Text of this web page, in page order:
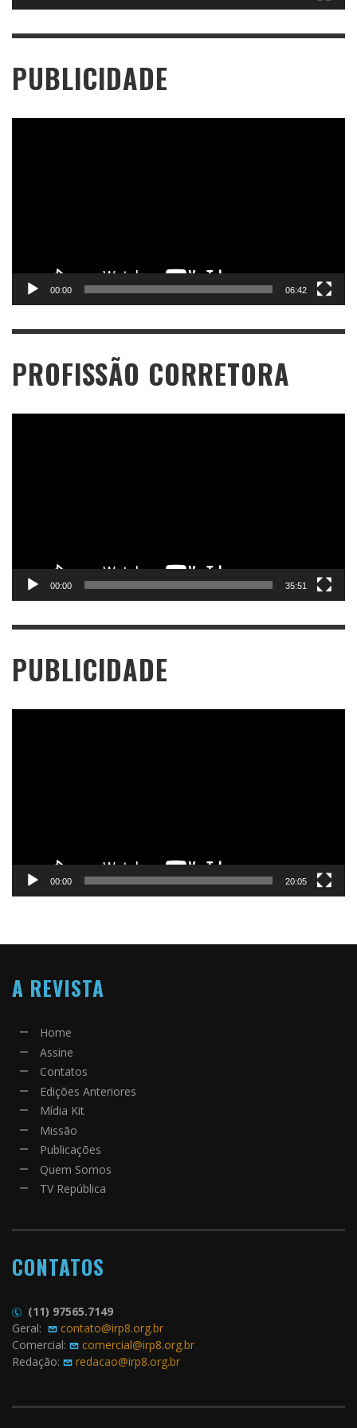
PUBLICIDADE
00:00 06:42
PROFISSÃO CORRETORA
00:00 35:51
PUBLICIDADE
00:00 20:05
A REVISTA
Home
Assine
Contatos
Edições Anteriores
Mídia Kit
Missão
Publicações
Quem Somos
TV República
CONTATOS
(11) 97565.7149
Geral:
contato@irp8.org.br
Comercial:
comercial@irp8.org.br
Redação:
redacao@irp8.org.br